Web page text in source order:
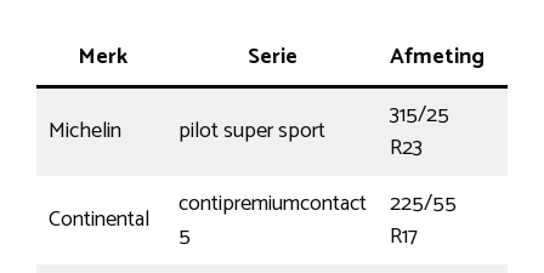
Merk Serie Afmeting
Michelin pilot super sport
315/25
R23
Continental
contipremiumcontact
5
225/55
R17